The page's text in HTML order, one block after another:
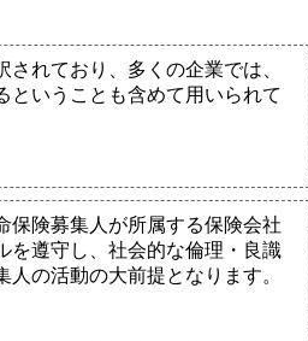
れており、多くの企業では、
ということも含めて用いられて
保険募集人が所属する保険会社
を遵守し、社会的な倫理・良識
の活動の大前提となります。